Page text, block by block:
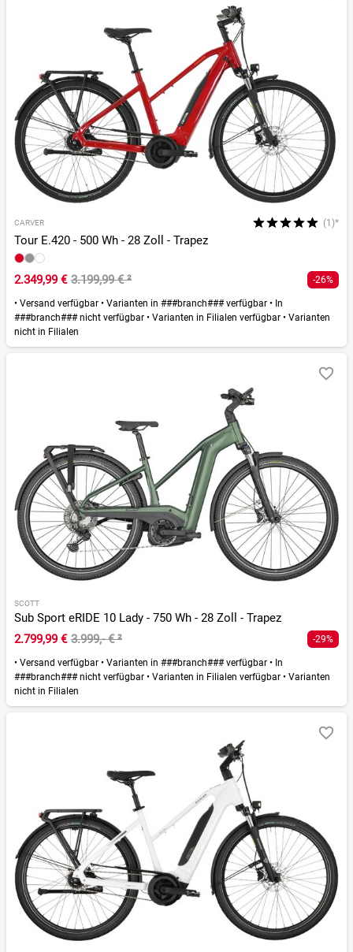
CARVER (1)*
Tour E.420 - 500 Wh - 28 Zoll - Trapez
2.349,99 € 3.199,99 €² -26%
• Versand verfügbar • Varianten in ###branch### verfügbar • In
###branch### nicht verfügbar • Varianten in Filialen verfügbar • Varianten
nicht in Filialen
SCOTT
Sub Sport eRIDE 10 Lady - 750 Wh - 28 Zoll - Trapez
2.799,99 € 3.999,- €² -29%
• Versand verfügbar • Varianten in ###branch### verfügbar • In
###branch### nicht verfügbar • Varianten in Filialen verfügbar • Varianten
nicht in Filialen